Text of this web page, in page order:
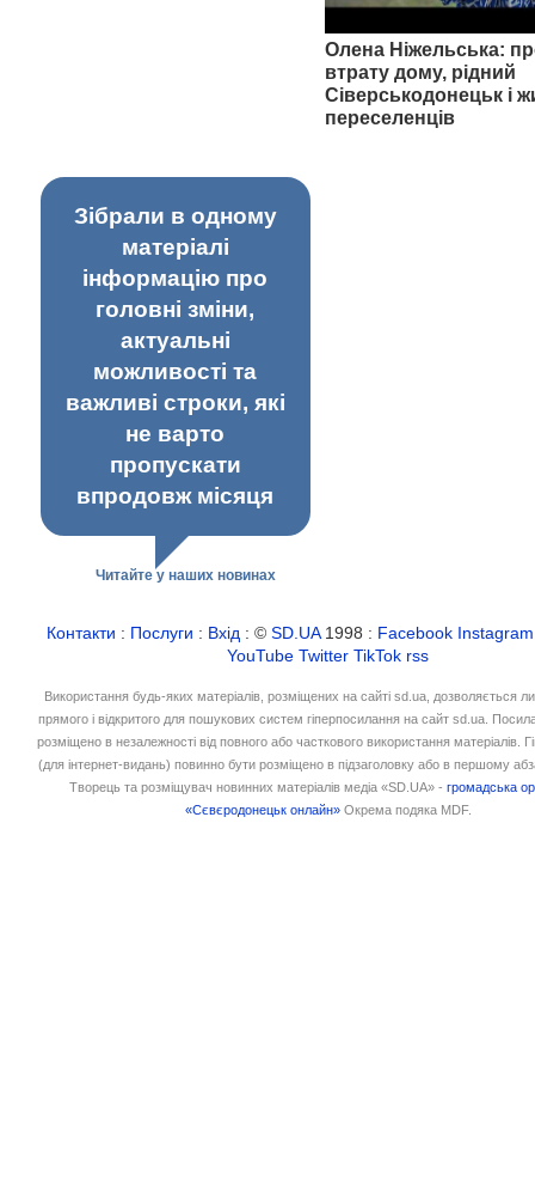
Олена Ніжельська:
втрату дому, рідний
Сіверськодонецьк і
переселенців
Зібрали в одному
матеріалі
інформацію про
головні зміни,
актуальні
можливості та
важливі строки, які
не варто
пропускати
впродовж місяця
Читайте у наших новинах
Контакти : Послуги : Вхід : ©SD.UA1998 : Facebook Instagram
YouTube Twitter TikTok rss
Використання будь-яких матеріалів, розміщених на сайті sd.ua, дозволяється
прямого і відкритого для пошукових систем гіперпосилання на сайт sd.ua.
розміщено в незалежності від повного або часткового використання матеріалів.
(для інтернет-видань) повинно бути розміщено в підзаголовку або в першому
Творець та розміщувач новинних матеріалів медіа «SD.UA» -громадська
«Сєвєродонецьк онлайн» Окрема подяка MDF.